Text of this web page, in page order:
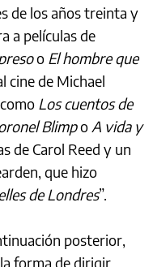
de los años treinta y
a películas de
o El hombre que
cine de Michael
Los cuentos de
Blimpo A vida y
de Carol Reed y un
que hizo
de Londres”.
posterior,
forma de dirigir,